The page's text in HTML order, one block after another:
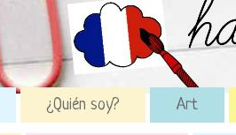
¿Quién soy? Art